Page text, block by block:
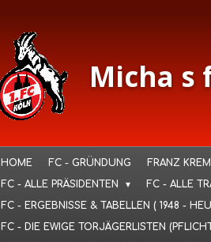
Micha s
HOME FC - GRÜNDUNG FRANZ
FC - ALLE PRÄSIDENTEN
FC - ALLE
FC - ERGEBNISSE & TABELLEN ( 1948 -
FC - DIE EWIGE TORJÄGERLISTEN